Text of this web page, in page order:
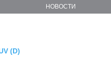
НОВОСТИ
(D)